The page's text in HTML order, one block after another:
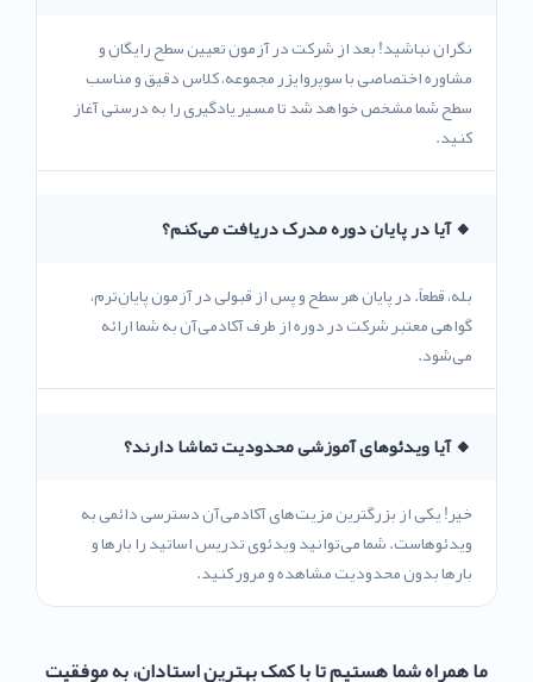
نگران نباشید! بعد از شرکت در آزمون تعیین سطح رایگان و
مشاوره اختصاصی با سوپروایزر مجموعه، کلاس دقیق و مناسب
سطح شما مشخص خواهد شد تا مسیر یادگیری را به درستی آغاز
کنید.
🔸 آیا در پایان دوره مدرک دریافت می‌کنم؟
بله، قطعاً. در پایان هر سطح و پس از قبولی در آزمون پایان‌ترم،
گواهی معتبر شرکت در دوره از طرف آکادمی‌آن به شما ارائه
می‌شود.
🔸 آیا ویدئوهای آموزشی محدودیت تماشا دارند؟
خیر! یکی از بزرگترین مزیت‌های آکادمی‌آن دسترسی دائمی به
ویدئوهاست. شما می‌توانید ویدئوی تدریس اساتید را بارها و
بارها بدون محدودیت مشاهده و مرور کنید.
ما همراه شما هستیم تا با کمک بهترین استادان، به موفقیت